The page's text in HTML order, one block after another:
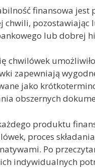
finansowa
chwili,
lub dobrej
chwilówek
zapewniają
jako
obszernych
produktu
proces
Po
indywidualnych